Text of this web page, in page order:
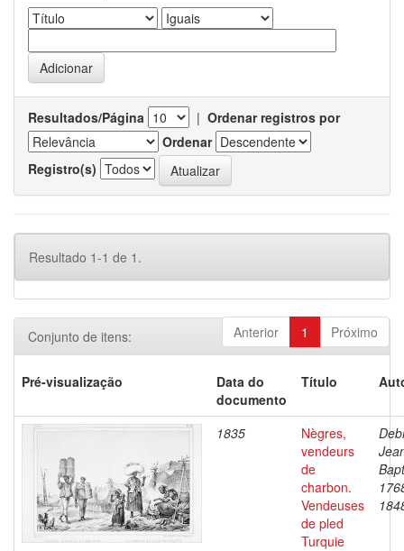
Resultados/Página | Ordenar registros por
Ordenar
Registro(s)
Resultado 1-1 de 1.
Anterior 1 Próximo
Conjunto de itens:
Pré-visualização
Data do
documento
Título
1835
Nègres,
vendeurs
de
charbon.
Vendeuses
de pled
Turquie